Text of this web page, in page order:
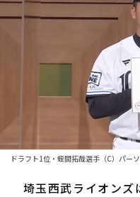
動画
ファーム東地区
選手名鑑トップ
北海道日本ハム
ニュース
ドラフト1位・蛭間拓哉選手（C）パー
埼玉西武ライオンズ